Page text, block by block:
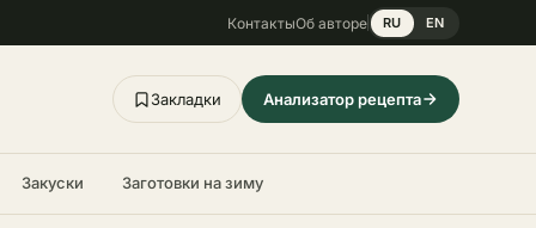
КонтактыОб авторе RU EN
Закладки Анализатор рецепта
Закуски Заготовки на зиму